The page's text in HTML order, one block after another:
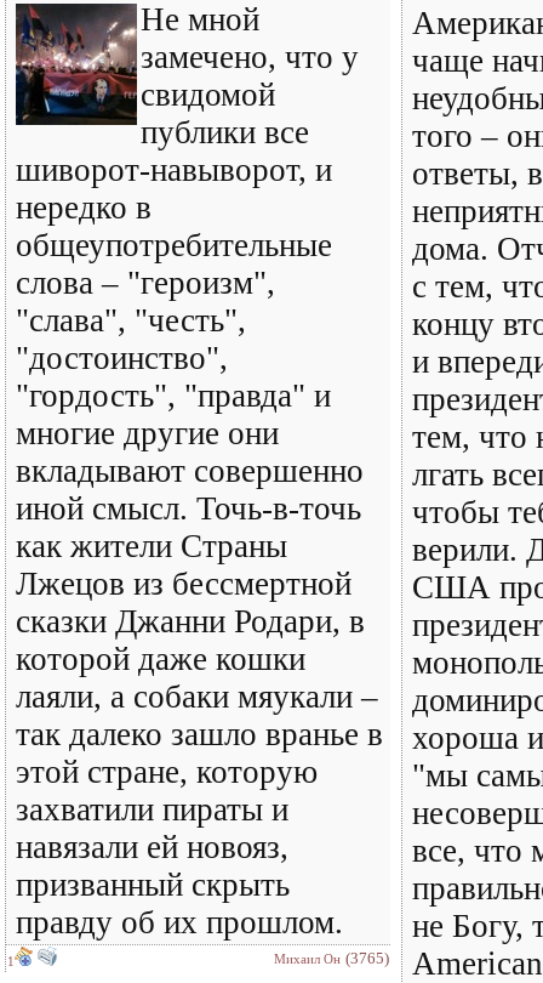
Не мной
замечено, что у
свидомой
публики все
шиворот-навыворот, и
нередко в
общеупотребительные
слова – "героизм",
"слава", "честь",
"достоинство",
"гордость", "правда" и
многие другие они
вкладывают совершенно
иной смысл. Точь-в-точь
как жители Страны
Лжецов из бессмертной
сказки Джанни Родари, в
которой даже кошки
лаяли, а собаки мяукали –
так далеко зашло вранье в
этой стране, которую
захватили пираты и
навязали ей новояз,
призванный скрыть
правду об их прошлом.
1 Михаил Он (3765)
чаще
того –
ответы,
дома.
с тем,
концу
и
тем, что
лгать
чтобы
верили.
США
хороша
"мы
все, что
не Богу,